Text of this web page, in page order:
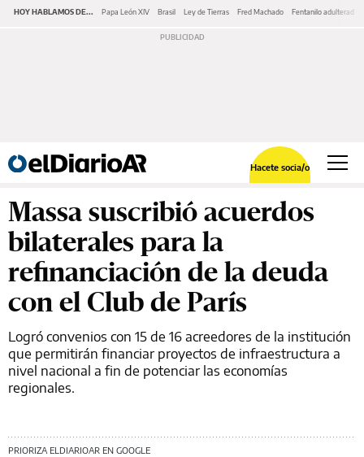
HOY HABLAMOS DE... Papa León XIV Brasil Ley de Tierras Fred Machado Fentanilo adulterado
Hacete socia/o
Massa suscribió acuerdos
bilaterales para la
refinanciación de la deuda
con el Club de París
Logró convenios con 15 de 16 acreedores de la institución
que permitirán financiar proyectos de infraestructura a
nivel nacional a fin de potenciar las economías
regionales.
PRIORIZA ELDIARIOAR EN GOOGLE